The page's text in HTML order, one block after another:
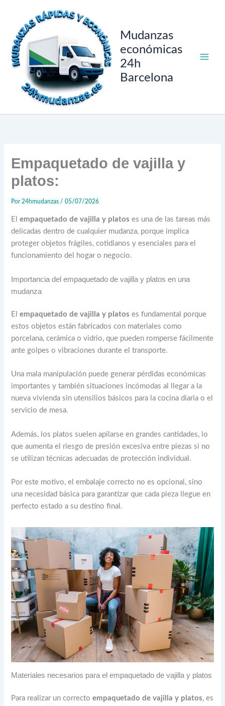
contenido
Mudanzas
económicas
24h
Barcelona
Empaquetado de vajilla y
platos:
Por24hmudanzas /05/07/2026
Elempaquetado de vajilla y platos es una de las tareas más
delicadas dentro de cualquier mudanza, porque implica
proteger objetos frágiles, cotidianos y esenciales para el
funcionamiento del hogar o negocio.
Importancia del empaquetado de vajilla y platos en una
mudanza
Elempaquetado de vajilla y platos es fundamental porque
estos objetos están fabricados con materiales como
porcelana, cerámica o vidrio, que pueden romperse fácilmente
ante golpes o vibraciones durante el transporte.
Una mala manipulación puede generar pérdidas económicas
importantes y también situaciones incómodas al llegar a la
nueva vivienda sin utensilios básicos para la cocina diaria o el
servicio de mesa.
Además, los platos suelen apilarse en grandes cantidades, lo
que aumenta el riesgo de presión excesiva entre piezas si no
se utilizan técnicas adecuadas de protección individual.
Por este motivo, el embalaje correcto no es opcional, sino
una necesidad básica para garantizar que cada pieza llegue en
perfecto estado a su destino final.
Materiales necesarios para el empaquetado de vajilla y platos
Para realizar un correctoempaquetado de vajilla y platos, es